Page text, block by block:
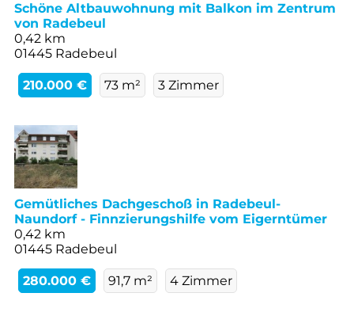
Schöne Altbauwohnung mit Balkon im Zentrum
von Radebeul
0,42 km
01445 Radebeul
210.000 € 73 m² 3 Zimmer
Gemütliches Dachgeschoß in Radebeul-
Naundorf - Finnzierungshilfe vom Eigerntümer
0,42 km
01445 Radebeul
280.000 € 91,7 m² 4 Zimmer